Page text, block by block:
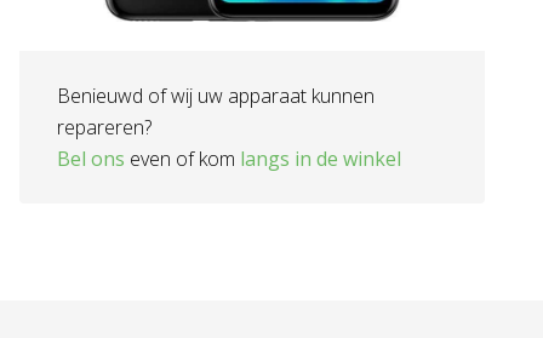
Benieuwd of wij uw apparaat kunnen
repareren?
Bel ons even of kom langs in de winkel